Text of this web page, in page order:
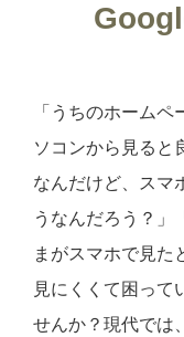
「うちのホームペ
ソコンから見ると
なんだけど、スマ
うなんだろう？」
まがスマホで見た
見にくくて困って
せんか？現代では